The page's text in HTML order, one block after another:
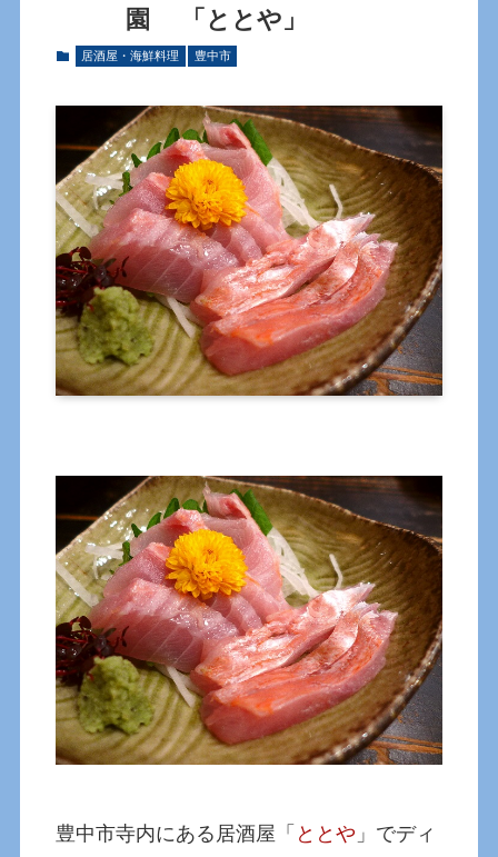
園 「ととや」
居酒屋・海鮮料理 豊中市
豊中市寺内にある居酒屋「 ととや 」でディ